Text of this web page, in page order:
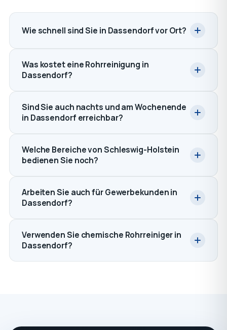
Wie schnell sind Sie in Dassendorf vor Ort?
Was kostet eine Rohrreinigung in
Dassendorf?
Sind Sie auch nachts und am Wochenende
in Dassendorf erreichbar?
Welche Bereiche von Schleswig-Holstein
bedienen Sie noch?
Arbeiten Sie auch für Gewerbekunden in
Dassendorf?
Verwenden Sie chemische Rohrreiniger in
Dassendorf?